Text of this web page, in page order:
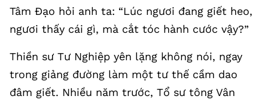
Tâm Đạo hỏi anh ta: “Lúc ngươi đang giết heo,
ngươi thấy cái gì, mà cắt tóc hành cước vậy?”
Thiền sư Tư Nghiệp yên lặng không nói, ngay
trong giảng đường làm một tư thế cầm dao
đâm giết. Nhiều năm trước, Tổ sư tông Vân